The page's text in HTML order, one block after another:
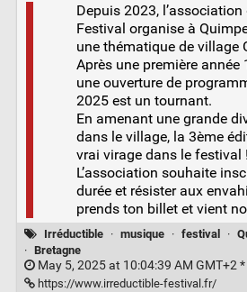
Depuis 2023, l’association
Festival organise à
une thématique de village
Après une première année
une ouverture de
2025 est un tournant.
En amenant une grande
dans le village, la 3ème
vrai virage dans le festival !
L’association souhaite
durée et résister aux
prends ton billet et vient
Irréductible · musique · festival ·
· Bretagne
May 5, 2025 at 10:04:39 AM GMT+2 *
https://www.irreductible-festival.fr/